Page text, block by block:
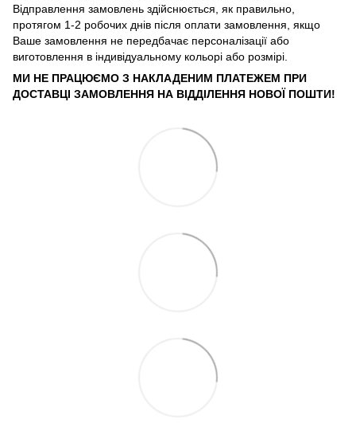
Відправлення замовлень здійснюється, як правильно,
протягом 1-2 робочих днів після оплати замовлення, якщо
Ваше замовлення не передбачає персоналізації або
виготовлення в індивідуальному кольорі або розмірі.
МИ НЕ ПРАЦЮЄМО З НАКЛАДЕНИМ ПЛАТЕЖЕМ ПРИ
ДОСТАВЦІ ЗАМОВЛЕННЯ НА ВІДДІЛЕННЯ НОВОЇ ПОШТИ!